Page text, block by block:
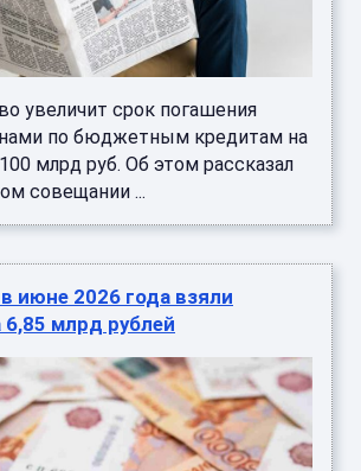
увеличит срок погашения
по бюджетным кредитам на
млрд руб. Об этом рассказал
совещании ...
июне 2026 года взяли
6,85 млрд рублей